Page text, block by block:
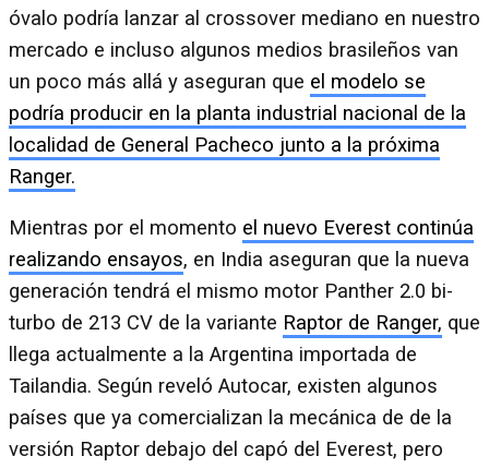
óvalo podría lanzar al crossover mediano en nuestro
mercado e incluso algunos medios brasileños van
un poco más allá y aseguran que el modelo se
podría producir en la planta industrial nacional de la
localidad de General Pacheco junto a la próxima
Ranger.
Mientras por el momento el nuevo Everest continúa
realizando ensayos, en India aseguran que la nueva
generación tendrá el mismo motor Panther 2.0 bi-
turbo de 213 CV de la variante Raptor de Ranger, que
llega actualmente a la Argentina importada de
Tailandia. Según reveló Autocar, existen algunos
países que ya comercializan la mecánica de de la
versión Raptor debajo del capó del Everest, pero